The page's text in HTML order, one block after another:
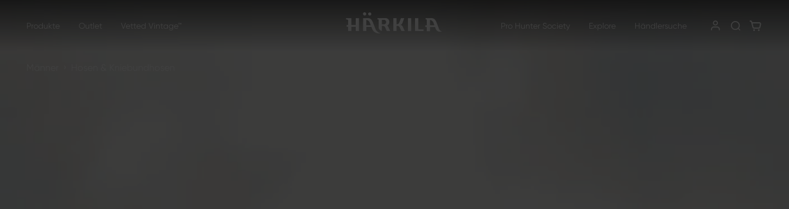
Produkte Outlet Vetted Vintage™ Pro Hunter Society Explore Händlersuche